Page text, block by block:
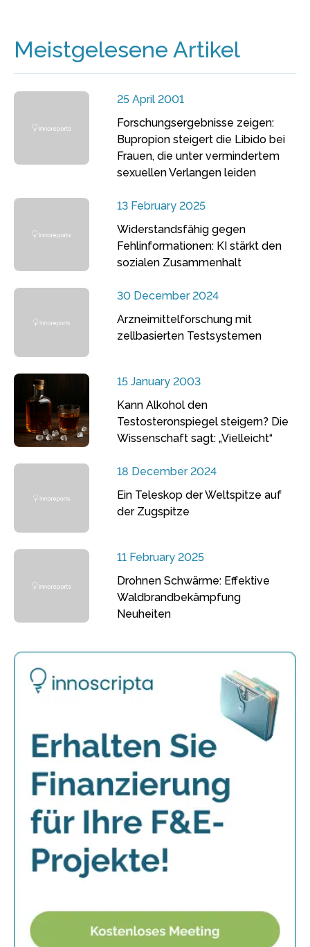
Meistgelesene Artikel
25 April 2001
Forschungsergebnisse zeigen:
Bupropion steigert die Libido bei
Frauen, die unter vermindertem
sexuellen Verlangen leiden
13 February 2025
Widerstandsfähig gegen
Fehlinformationen: KI stärkt den
sozialen Zusammenhalt
30 December 2024
Arzneimittelforschung mit
zellbasierten Testsystemen
15 January 2003
Kann Alkohol den
Testosteronspiegel steigern? Die
Wissenschaft sagt: „Vielleicht“
18 December 2024
Ein Teleskop der Weltspitze auf
der Zugspitze
11 February 2025
Drohnen Schwärme: Effektive
Waldbrandbekämpfung
Neuheiten